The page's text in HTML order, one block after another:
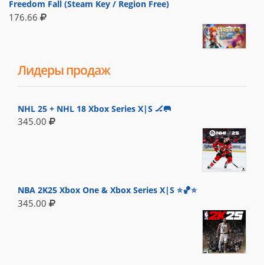
Freedom Fall (Steam Key / Region Free)
176.66
Лидеры продаж
NHL 25 + NHL 18 Xbox Series X|S 🏒🥅
345.00
NBA 2K25 Xbox One & Xbox Series X|S ⭐🏀⭐
345.00